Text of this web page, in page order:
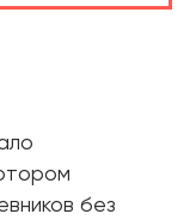
без